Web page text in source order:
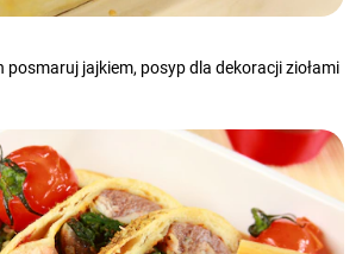
posmaruj jajkiem, posyp dla dekoracji ziołami